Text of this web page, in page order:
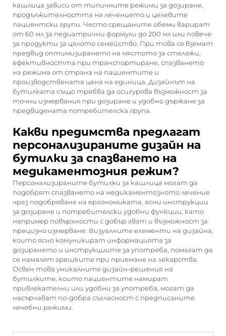
кашлица зависи от типичните режими за дозиране,
продължителността на лечението и целевите
пациентски групи. Често срещаните обеми варират
от 60 мл за педиатрични формули до 200 мл или повече
за продукти за цялото семейство. При това се вземат
предвид оптимизирането на мястото за стелажи,
ефективността при транспортиране, спазването
на режима от страна на пациентите и
производствената цена на единица. Дизайнът на
бутилката също трябва да осигурява възможност за
точни измервания при дозиране и удобно държане за
предвидената потребителска група.
Какви предимства предлагат
персонализираните дизайн на
бутилки за спазването на
медикаментозния режим?
Персонализираните бутилки за кашлица могат да
подобрят спазването на медикаментозното лечение
чрез подобряване на ергономиката, ясни инструкции
за дозиране и потребителски удобни функции, като
например повърхности с добър хват и възможност за
прецизно измерване. Визуалните елементи на дизайна,
които ясно комуникират информацията за
дозирането и инструкциите за употреба, помагат да
се намалят грешките при приемане на лекарства.
Освен това уникалните дизайн-решения на
бутилките, които пациентите намират
привлекателни или удобни за употреба, могат да
насърчават по-добра съгласност с предписаните
лечебни режими.